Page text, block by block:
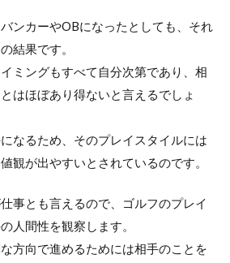
ンカーやOBになったとしても、それ
結果です。
ミングもすべて自分次第であり、相
はほぼあり得ないと言えるでしょ
なるため、そのプレイスタイルには
観が出やすいとされているのです。
事とも言えるので、ゴルフのプレイ
人間性を観察します。
方向で進めるためには相手のことを